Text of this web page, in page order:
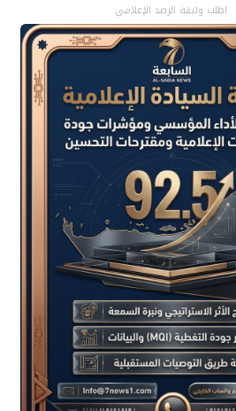
اطلب وثيقة الرصد الإعلامي